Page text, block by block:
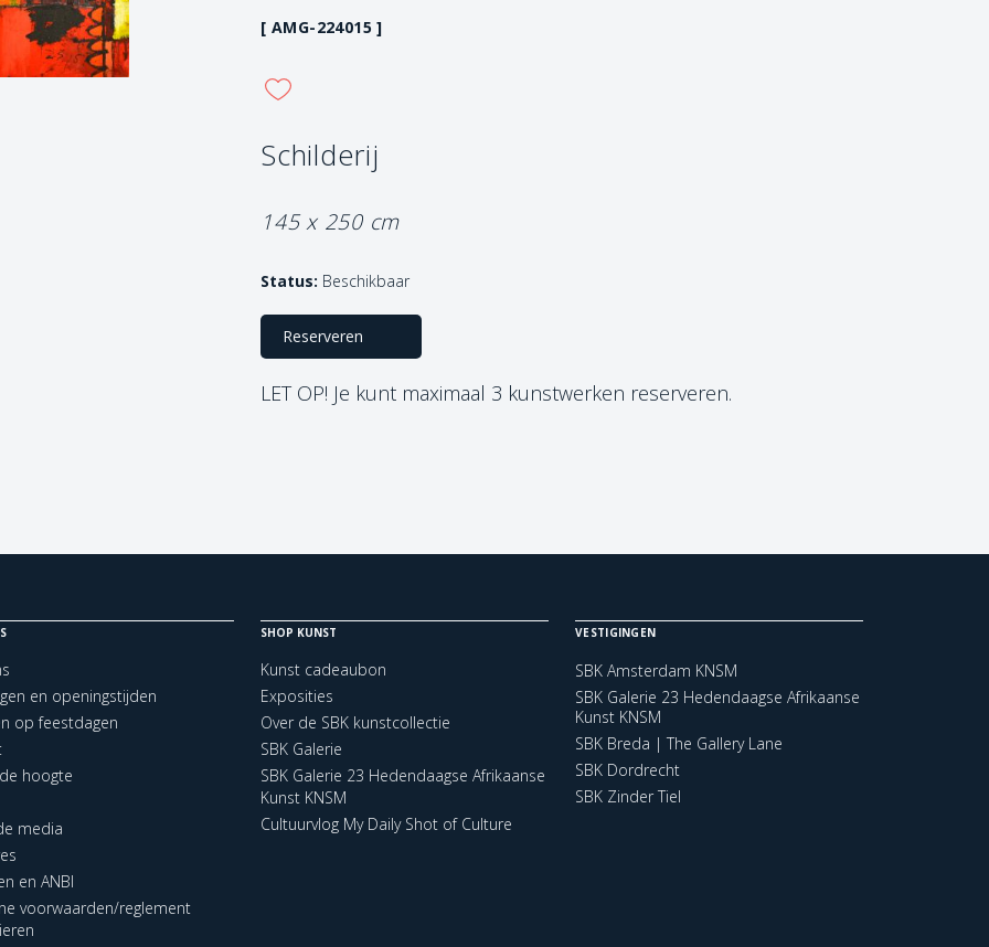
[ AMG-224015 ]
Schilderij
145 x 250 cm
Status: Beschikbaar
Reserveren
LET OP! Je kunt maximaal 3 kunstwerken reserveren.
en openingstijden
op feestdagen
hoogte
media
en ANBI
voorwaarden/reglement
SHOP KUNST
Kunst cadeaubon
Exposities
Over de SBK kunstcollectie
SBK Galerie
SBK Galerie 23 Hedendaagse Afrikaanse
Kunst KNSM
Cultuurvlog My Daily Shot of Culture
VESTIGINGEN
SBK Amsterdam KNSM
SBK Galerie 23 Hedendaagse Afrikaanse
Kunst KNSM
SBK Breda | The Gallery Lane
SBK Dordrecht
SBK Zinder Tiel